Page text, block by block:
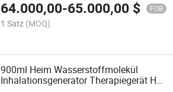
64.000,00-65.000,00 $ FOB
1 Satz (MOQ)
900ml Heim Wasserstoffmolekül
Inhalationsgenerator Therapiegerät H2